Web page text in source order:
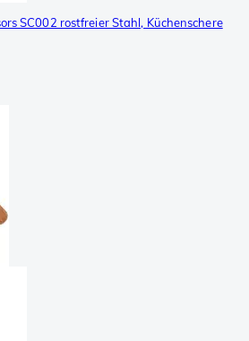
SC002 rostfreier Stahl, Küchenschere